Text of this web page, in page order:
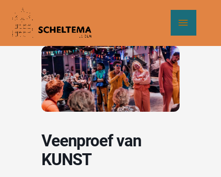
naar
Veenproef van
KUNST